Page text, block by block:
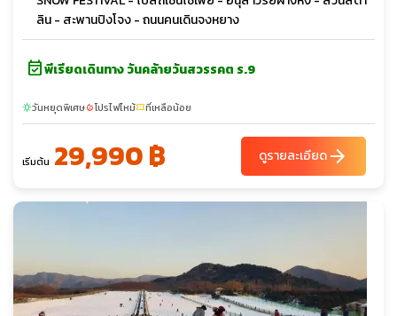
ลิน - สะพานปิงโจง - ถนนคนเดินจงหยาง
event_availableพีเรียดเดินทาง วันคล้ายวันสวรรคต ร.9
sunnyวันหยุดพิเศษlocal_fire_departmentโปรไฟไหม้confirmation_numberที่เหลือน้อย
เริ่มต้น 29,990 ฿ ดูรายละเอียดarrow_forward